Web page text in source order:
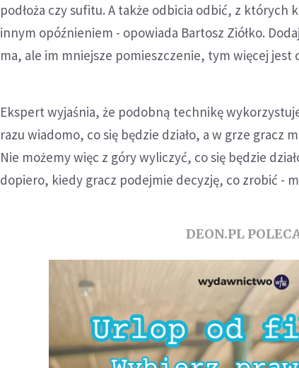
podłoża czy sufitu. A także odbicia odbić, z których
innym opóźnieniem - opowiada Bartosz Ziółko.
ma, ale im mniejsze pomieszczenie, tym więcej jest
Ekspert wyjaśnia, że podobną technikę
razu wiadomo, co się będzie działo, a w grze gracz
Nie możemy więc z góry wyliczyć, co się będzie
dopiero, kiedy gracz podejmie decyzję, co zrobić -
DEON.PL